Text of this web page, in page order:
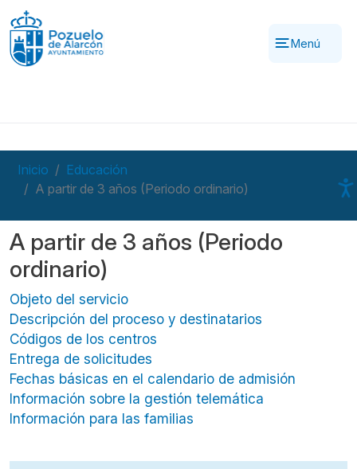
Pasar al contenido principal
Menú
Inicio
Educación
A partir de 3 años (Periodo ordinario)
A partir de 3 años (Periodo
ordinario)
Objeto del servicio
Descripción del proceso y destinatarios
Códigos de los centros
Entrega de solicitudes
Fechas básicas en el calendario de admisión
Información sobre la gestión telemática
Información para las familias